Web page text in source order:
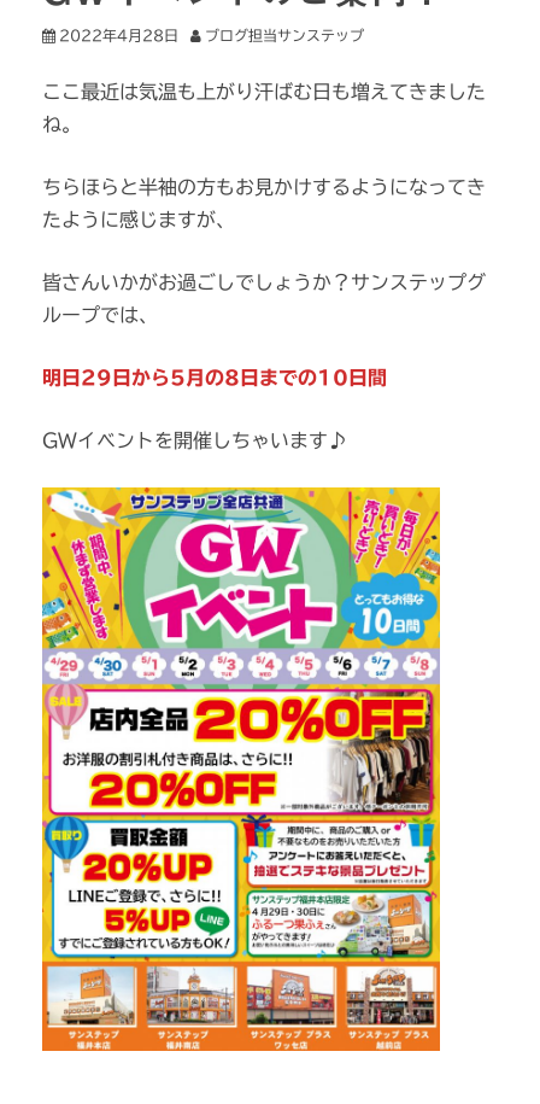
2022年4月28日 ブログ担当サンステップ
ここ最近は気温も上がり汗ばむ日も増えてきました
ね。
ちらほらと半袖の方もお見かけするようになってき
たように感じますが、
皆さんいかがお過ごしでしょうか？サンステップグ
ループでは、
明日29日から5月の8日までの10日間
GWイベントを開催しちゃいます♪